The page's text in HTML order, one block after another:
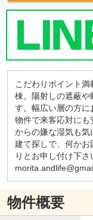
こだわりポイント
棟。陽射しの遮蔽
す。幅広い層の方
物件で来客応対に
からの嫌な湿気も
建て探しで、何か
りとお申し付け下さ
物件概要